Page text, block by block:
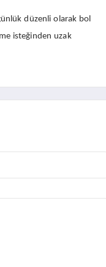
düzenli olarak bol
isteğinden uzak